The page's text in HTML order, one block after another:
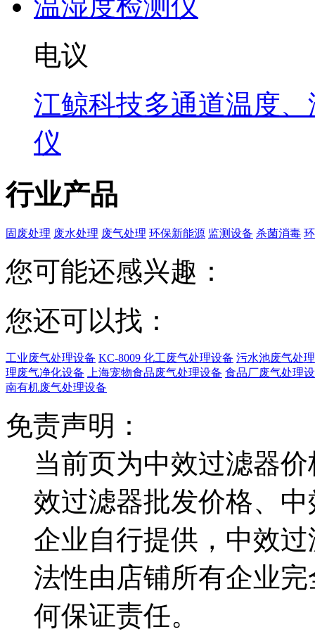
电议
江鲸科技多通道温度
仪
行业产品
固废处理 废水处理 废气处理 环保新能源 监测设备 杀菌消毒
您可能还感兴趣：
您还可以找：
工业废气处理设备 KC-8009 化工废气处理设备 污水池废气处
理废气净化设备
上海宠物食品废气处理设备 食品厂废气处理
南有机废气处理设备
免责声明：
当前页为中效过滤器
效过滤器批发价格、
企业自行提供，中效
法性由店铺所有企业
何保证责任。